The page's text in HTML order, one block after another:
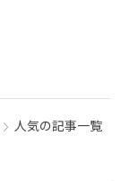
人気の記事一覧